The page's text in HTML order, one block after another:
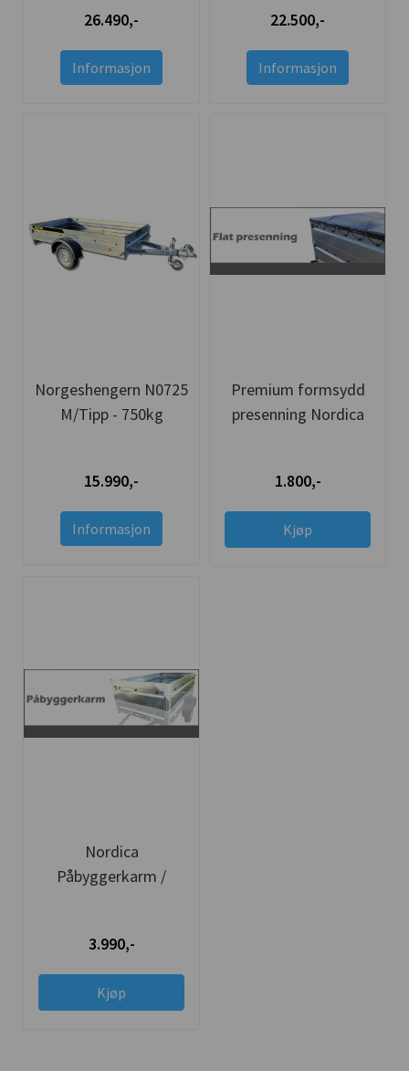
26.490,-
Informasjon
22.500,-
Informasjon
Norgeshengern N0725
M/Tipp - 750kg
15.990,-
Informasjon
Premium formsydd
presenning Nordica
1.800,-
Kjøp
Nordica
Påbyggerkarm /
3.990,-
Kjøp